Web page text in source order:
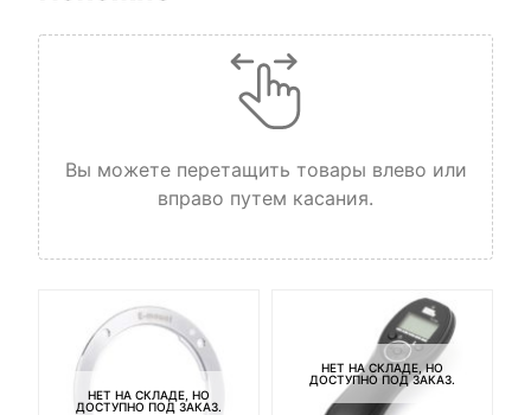
Вы можете перетащить товары влево или
вправо путем касания.
НЕТ НА СКЛАДЕ, НО
ДОСТУПНО ПОД ЗАКАЗ.
НЕТ НА СКЛАДЕ, НО
ДОСТУПНО ПОД ЗАКАЗ.